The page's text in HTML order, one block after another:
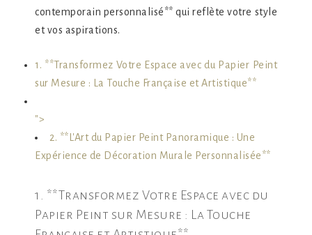
contemporain personnalisé** qui reflète votre style
et vos aspirations.
1. **Transformez Votre Espace avec du Papier Peint
sur Mesure : La Touche Française et Artistique**
">
2. **L'Art du Papier Peint Panoramique : Une
Expérience de Décoration Murale Personnalisée**
1. **Transformez Votre Espace avec du
Papier Peint sur Mesure : La Touche